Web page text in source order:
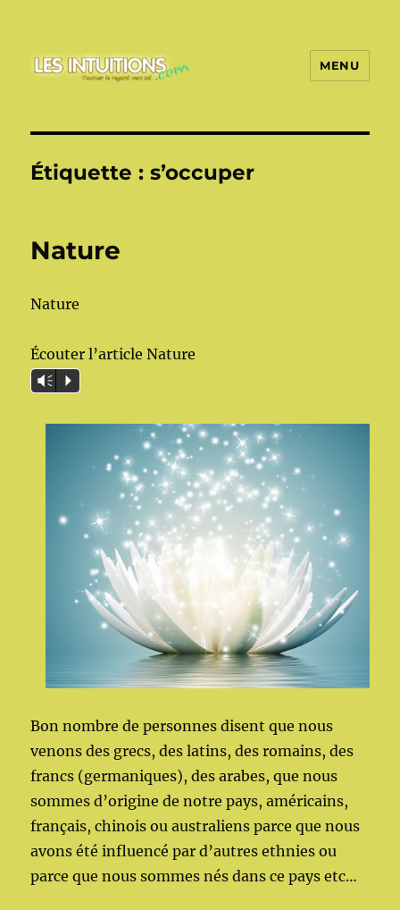
MENU
Étiquette :s’occuper
Nature
Nature
Écouter l’article Nature
Vm P
Bon nombre de personnes disent que nous
venons des grecs, des latins, des romains, des
francs (germaniques), des arabes, que nous
sommes d’origine de notre pays, américains,
français, chinois ou australiens parce que nous
avons été influencé par d’autres ethnies ou
parce que nous sommes nés dans ce pays etc…